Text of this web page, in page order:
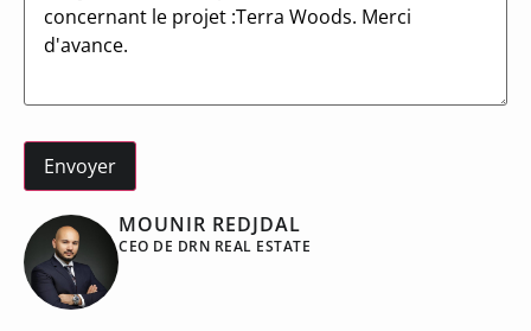
MOUNIR REDJDAL
CEO DE DRN REAL ESTATE